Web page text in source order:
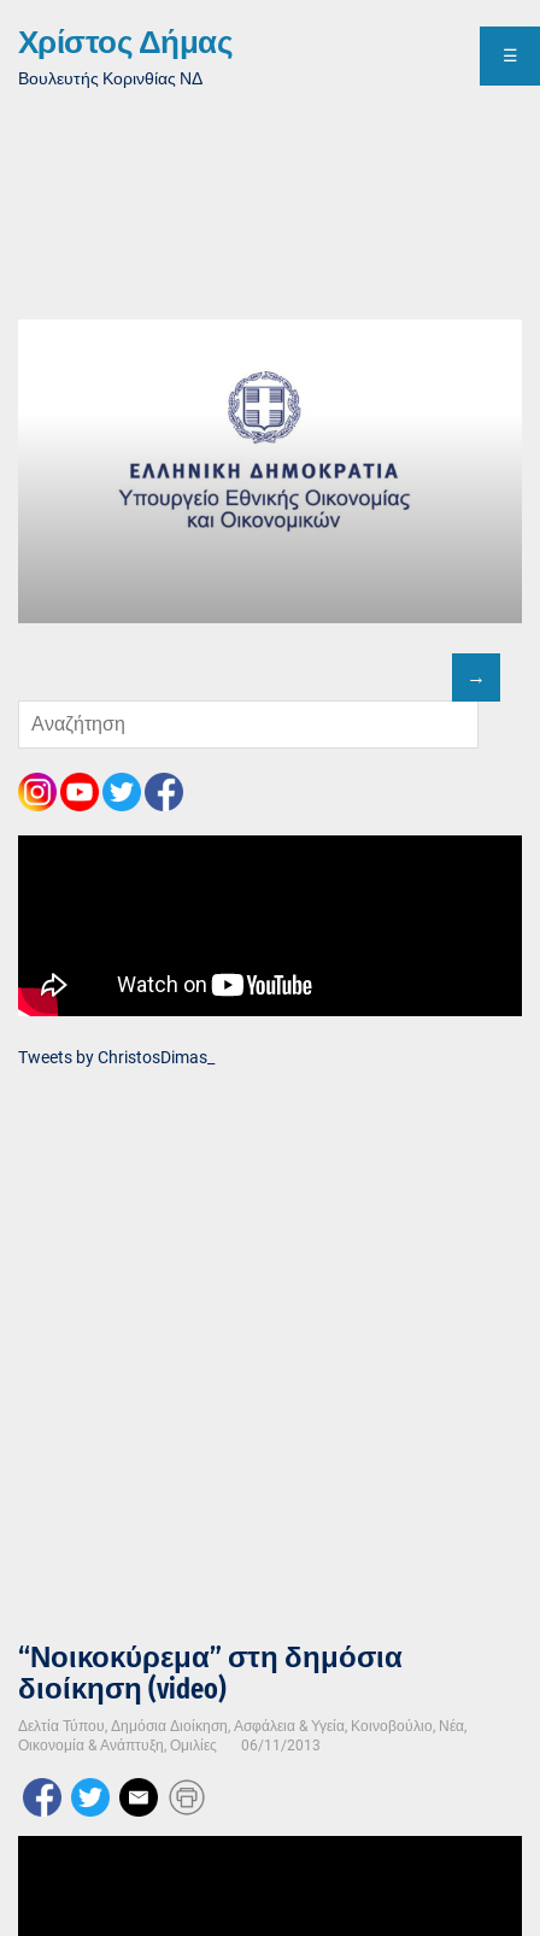
Χρίστος Δήμας
Βουλευτής Κορινθίας ΝΔ
☰
“Νοικοκύρεμα” στη δημόσια
διοίκηση (video)
Δελτία Τύπου, Δημόσια Διοίκηση, Ασφάλεια & Υγεία, Κοινοβούλιο, Νέα,
Οικονομία & Ανάπτυξη, Ομιλίες 06/11/2013
Tweets by ChristosDimas_